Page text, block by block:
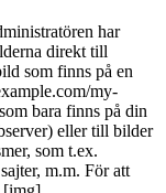
har
direkt till
som finns på en
my-
bara finns på din
eller till bilder
som t.ex.
m.m. För att